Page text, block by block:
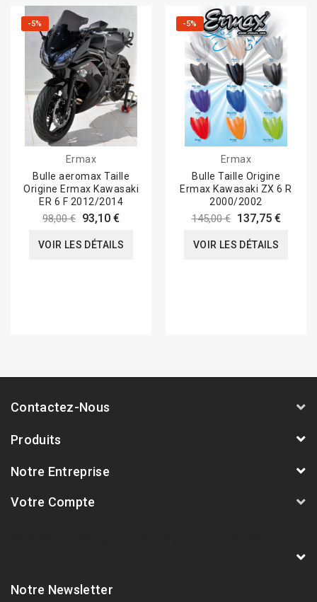
-5%
Ermax
Bulle aeromax Taille
Origine Ermax Kawasaki
ER 6 F 2012/2014
98,00 € 93,10 €
VOIR LES DÉTAILS
-5%
Ermax
Bulle Taille Origine
Ermax Kawasaki ZX 6 R
2000/2002
145,00 € 137,75 €
VOIR LES DÉTAILS
Contactez-Nous
Produits
Notre Entreprise
Votre Compte
Notre Newsletter